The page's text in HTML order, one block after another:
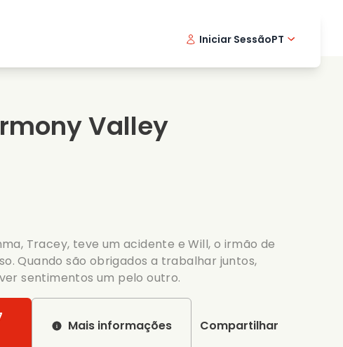
Series romanticas
Iniciar SessãoPT
Valley
Tracey, teve um acidente e Will, o irmão de
Quando são obrigados a trabalhar juntos,
sentimentos um pelo outro.
Mais informações Compartilhar